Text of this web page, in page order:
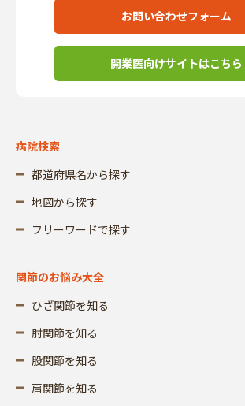
お問い合わせフォーム
開業医向けサイトはこちら
病院検索
都道府県名から探す
地図から探す
フリーワードで探す
関節のお悩み大全
ひざ関節を知る
肘関節を知る
股関節を知る
肩関節を知る